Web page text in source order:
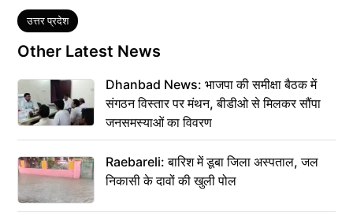
Tags
उत्तर प्रदेश
Other Latest News
Dhanbad News: भाजपा की समीक्षा बैठक में
संगठन विस्तार पर मंथन, बीडीओ से मिलकर सौंपा
जनसमस्याओं का विवरण
Raebareli: बारिश में डूबा जिला अस्पताल, जल
निकासी के दावों की खुली पोल